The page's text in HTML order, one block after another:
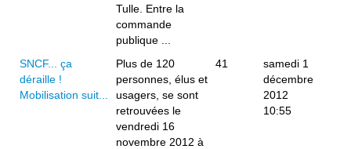
Tulle. Entre la
commande
publique ...
SNCF... ça
déraille !
Mobilisation suit...
Plus de 120
personnes, élus et
usagers, se sont
retrouvées le
vendredi 16
novembre 2012 à
41
samedi 1
décembre
2012
10:55